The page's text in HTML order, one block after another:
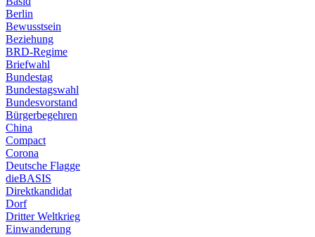
Berlin
Bewusstsein
Beziehung
BRD-Regime
Briefwahl
Bundestag
Bundestagswahl
Bundesvorstand
Bürgerbegehren
China
Compact
Corona
Deutsche Flagge
dieBASIS
Direktkandidat
Dorf
Dritter Weltkrieg
Einwanderung